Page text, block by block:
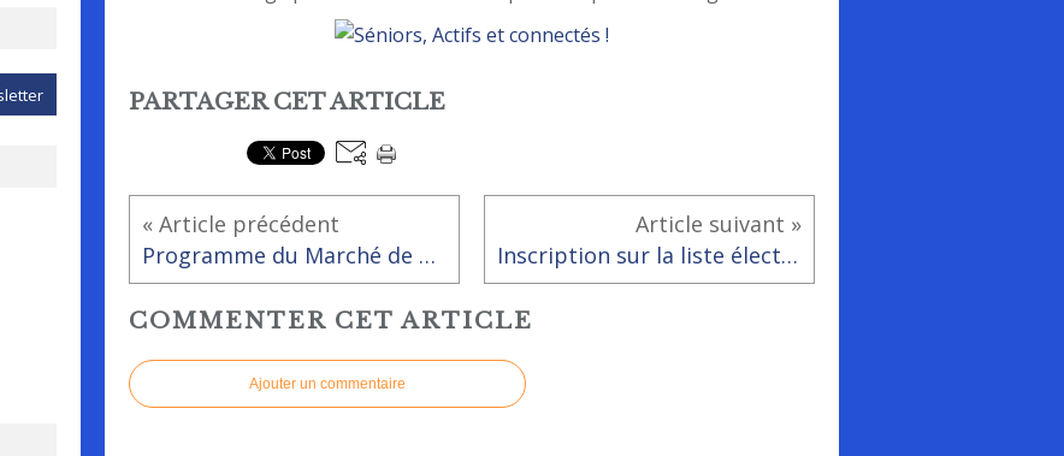
PARTAGER CET ARTICLE
« Article précédent
Programme du Marché de Noël de Rai samedi 18 décembre de 17h30 à 20h
Article suivant »
Inscription sur la liste électorale.
COMMENTER CET ARTICLE
Ajouter un commentaire